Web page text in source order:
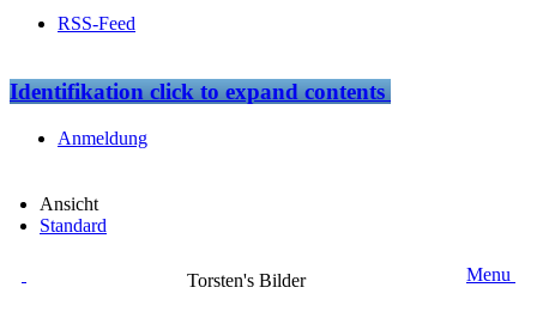
RSS-Feed
Identifikationclick to expand contents
Anmeldung
Ansicht
Standard
Torsten's Bilder Menu